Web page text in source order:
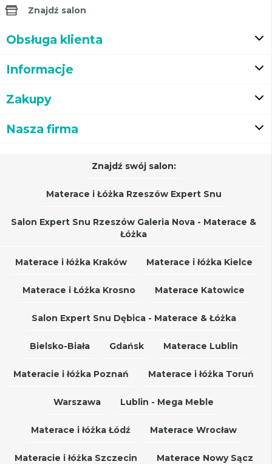
Znajdź salon
Obsługa klienta
Informacje
Zakupy
Nasza firma
Znajdź swój salon:
Materace i Łóżka Rzeszów Expert Snu
Salon Expert Snu Rzeszów Galeria Nova - Materace &
Łóżka
Materace i łóżka Kraków Materace i łóżka Kielce
Materace i Łóżka Krosno Materace Katowice
Salon Expert Snu Dębica - Materace & Łóżka
Bielsko-Biała Gdańsk Materace Lublin
Materacie i łóżka Poznań Materace i łóżka Toruń
Warszawa Lublin - Mega Meble
Materace i łóżka Łódź Materace Wrocław
Materacie i łóżka Szczecin Materace Nowy Sącz